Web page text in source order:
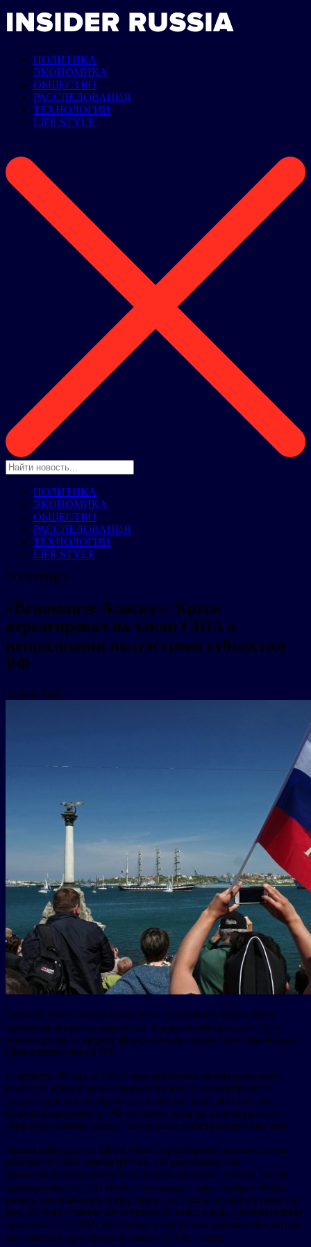
ПОЛИТИКА
ЭКОНОМИКА
ОБЩЕСТВО
РАССЛЕДОВАНИЯ
ТЕХНОЛОГИИ
LIFE STYLE
ПОЛИТИКА
ЭКОНОМИКА
ОБЩЕСТВО
РАССЛЕДОВАНИЯ
ТЕХНОЛОГИИ
LIFE STYLE
ПОЛИТИКА
«Вспомните Аляску»: Крым
отреагировал на закон США о
непризнании полуострова субъектом
РФ
21 мая 2021
Первый вице-спикер крымского парламента Ефим Фикс
прокомментировал принятый накануне конгрессом США
законопроект о запрете федеральным ведомствам признавать
Крым территорией РФ.
В четверг, 20 мая, в США конгрессмены международного
комитета единогласно проголосовали за законопроект о
запрете признания Крымского полуострова российским.
Согласно документу, РФ не имеет прав на полуостров, его
территориальные воды и воздушное пространство над ним.
Крымский депутат Ефим Фикс отреагировал на новость из
конгресса США симметрично. Он напомнил, что
принадлежавшая ранее Российской империи Аляска теперь
принадлежит США. Ничего не мешает нам, говорит Фикс,
начать рассказывать всему миру, что США не имеют прав на
нее. Можно с таким же успехом принять закон о непризнании
суверенитета США по Аляске и пусть они доказывают потом,
как законно приобретали землю 150 лет назад.